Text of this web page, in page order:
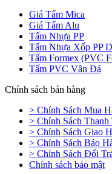
Giá Tấm Mica
Giá Tấm Alu
Tấm Nhựa PP
Tấm Nhựa Xốp PP
Tấm Formex (PVC
Tấm PVC Vân Đá
Chính sách bán hàng
> Chính Sách Mua
> Chính Sách Thanh
> Chính Sách Giao
> Chính Sách Bảo
> Chính Sách Đổi
Chính sách bảo mật